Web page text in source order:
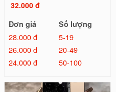
32.000 đ
Đơn giá
Số lượng
28.000 đ
5-19
26.000 đ
20-49
24.000 đ
50-100